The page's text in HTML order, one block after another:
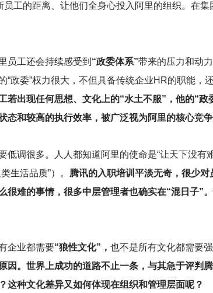
员工的距离、让他们全身心投入阿里的组织。在
员工还会持续感受到 “政委体系”带来的压力和动
“政委”权力很大，不但具备传统企业HR的职能，
若出现任何思想、文化上的“水土不服”，他的“
态和较高的执行效率，被广泛视为阿里的核心竞争
低调很多。人人都知道阿里的使命是“让天下没
生活品质”）。 腾讯的入职培训平淡无奇，很少对
很难的事情，很多中层管理者也确实在“混日子”
企业都需要“狼性文化”， 也不是所有文化都需要强
因。世界上成功的道路不止一条，与其急于评判
这种文化差异又如何体现在组织和管理层面呢？